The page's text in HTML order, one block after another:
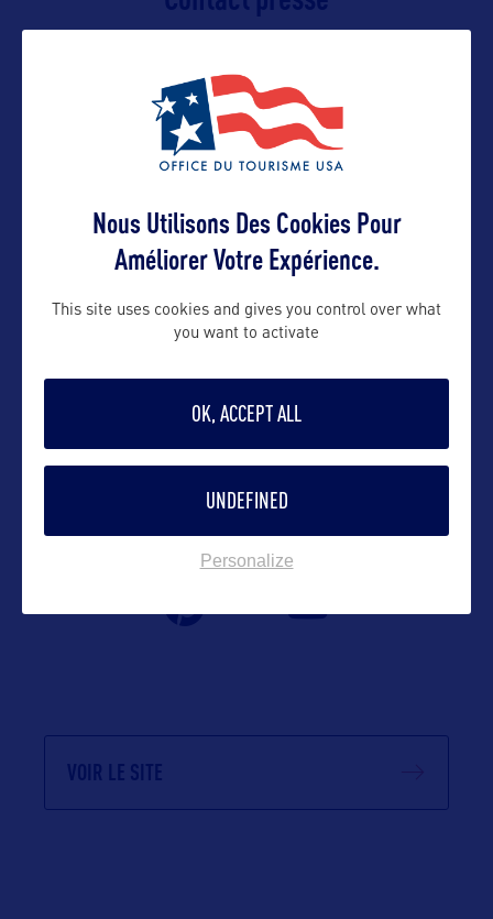
Contact pro
Susan.Kavanaugh@state.nm.us
Contact grand public
Suivre
VOIR LE SITE
Nous Utilisons Des Cookies Pour
Améliorer Votre Expérience.
This site uses cookies and gives you control over what
you want to activate
OK, ACCEPT ALL
UNDEFINED
Personalize